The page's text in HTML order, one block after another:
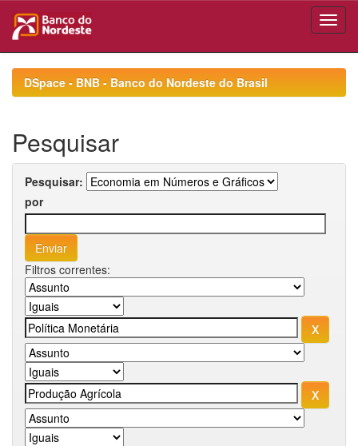
navigationDSpace - BNB - Banco do Nordeste do Brasil
Pesquisar
Pesquisar:
por
Filtros correntes: